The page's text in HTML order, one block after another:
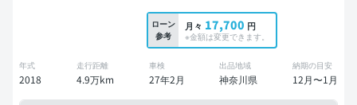
ローン
参考
月々 17,700 円
※金額は変更できます。
年式
2018
走行距離
4.9万km
車検
27年2月
出品地域
神奈川県
納期の目安
12月〜1月